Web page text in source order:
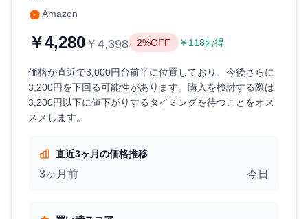
Amazon
￥4,280￥4,398 2%OFF ￥118お得
価格が直近で3,000円台前半に位置しており、今後さらに
3,200円を下回る可能性があります。購入を検討する際は
3,200円以下に値下がりするタイミングを待つことをオス
スメします。
直近3ヶ月の価格推移
3ヶ月前 今日